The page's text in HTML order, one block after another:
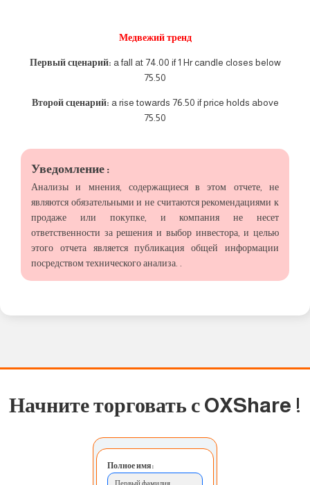
Медвежий тренд
Первый сценарий: a fall at 74.00 if 1 Hr candle closes below
75.50
Второй сценарий: a rise towards 76.50 if price holds above
75.50
Уведомление :
Анализы и мнения, содержащиеся в этом отчете, не
являются обязательными и не считаются рекомендациями к
продаже или покупке, и компания не несет
ответственности за решения и выбор инвестора, и целью
этого отчета является публикация общей информации
посредством технического анализа. .
Начните торговать с OXShare !
Полное имя:
Первый фамилия